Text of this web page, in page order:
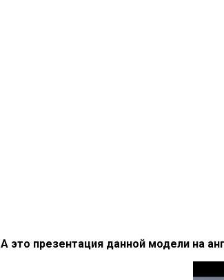
А это презентация данной модели на